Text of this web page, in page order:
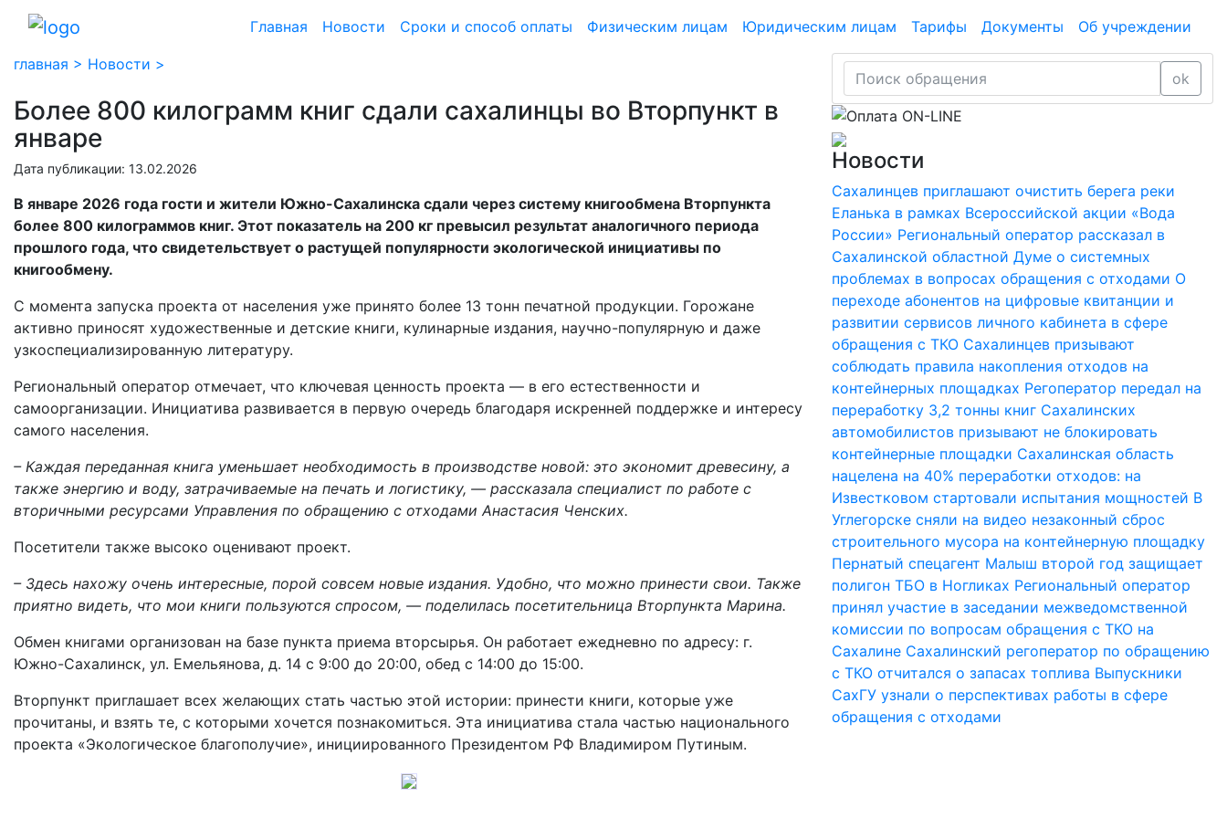
Главная Новости Сроки и способ оплаты Физическим лицам Юридическим лицам Тарифы Документы Об учреждении
главная > Новости >
Более 800 килограмм книг сдали сахалинцы во Вторпункт в
январе
Дата публикации: 13.02.2026
В январе 2026 года гости и жители Южно-Сахалинска сдали через систему книгообмена Вторпункта
более 800 килограммов книг. Этот показатель на 200 кг превысил результат аналогичного периода
прошлого года, что свидетельствует о растущей популярности экологической инициативы по
книгообмену.
С момента запуска проекта от населения уже принято более 13 тонн печатной продукции. Горожане
активно приносят художественные и детские книги, кулинарные издания, научно-популярную и даже
узкоспециализированную литературу.
Региональный оператор отмечает, что ключевая ценность проекта — в его естественности и
самоорганизации. Инициатива развивается в первую очередь благодаря искренней поддержке и интересу
самого населения.
– Каждая переданная книга уменьшает необходимость в производстве новой: это экономит древесину, а
также энергию и воду, затрачиваемые на печать и логистику, — рассказала специалист по работе с
вторичными ресурсами Управления по обращению с отходами Анастасия Ченских.
Посетители также высоко оценивают проект.
– Здесь нахожу очень интересные, порой совсем новые издания. Удобно, что можно принести свои. Также
приятно видеть, что мои книги пользуются спросом, — поделилась посетительница Вторпункта Марина.
Обмен книгами организован на базе пункта приема вторсырья. Он работает ежедневно по адресу: г.
Южно-Сахалинск, ул. Емельянова, д. 14 с 9:00 до 20:00, обед с 14:00 до 15:00.
Вторпункт приглашает всех желающих стать частью этой истории: принести книги, которые уже
прочитаны, и взять те, с которыми хочется познакомиться. Эта инициатива стала частью национального
проекта «Экологическое благополучие», инициированного Президентом РФ Владимиром Путиным.
ok
Новости
Сахалинцев приглашают очистить берега реки
Еланька в рамках Всероссийской акции «Вода
России» Региональный оператор рассказал в
Сахалинской областной Думе о системных
проблемах в вопросах обращения с отходами О
переходе абонентов на цифровые квитанции и
развитии сервисов личного кабинета в сфере
обращения с ТКО Сахалинцев призывают
соблюдать правила накопления отходов на
контейнерных площадках Регоператор передал на
переработку 3,2 тонны книг Сахалинских
автомобилистов призывают не блокировать
контейнерные площадки Сахалинская область
нацелена на 40% переработки отходов: на
Известковом стартовали испытания мощностей В
Углегорске сняли на видео незаконный сброс
строительного мусора на контейнерную площадку
Пернатый спецагент Малыш второй год защищает
полигон ТБО в Ногликах Региональный оператор
принял участие в заседании межведомственной
комиссии по вопросам обращения с ТКО на
Сахалине Сахалинский регоператор по обращению
с ТКО отчитался о запасах топлива Выпускники
СахГУ узнали о перспективах работы в сфере
обращения с отходами